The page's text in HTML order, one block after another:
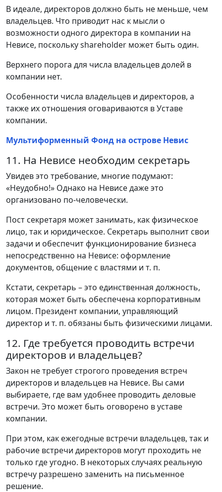
В идеале, директоров должно быть не меньше, чем
владельцев. Что приводит нас к мысли о
возможности одного директора в компании на
Невисе, поскольку shareholder может быть один.
Верхнего порога для числа владельцев долей в
компании нет.
Особенности числа владельцев и директоров, а
также их отношения оговариваются в Уставе
компании.
Мультиформенный Фонд на острове Невис
11. На Невисе необходим секретарь
Увидев это требование, многие подумают:
«Неудобно!» Однако на Невисе даже это
организовано по-человечески.
Пост секретаря может занимать, как физическое
лицо, так и юридическое. Секретарь выполнит свои
задачи и обеспечит функционирование бизнеса
непосредственно на Невисе: оформление
документов, общение с властями и т. п.
Кстати, секретарь – это единственная должность,
которая может быть обеспечена корпоративным
лицом. Президент компании, управляющий
директор и т. п. обязаны быть физическими лицами.
12. Где требуется проводить встречи
директоров и владельцев?
Закон не требует строгого проведения встреч
директоров и владельцев на Невисе. Вы сами
выбираете, где вам удобнее проводить деловые
встречи. Это может быть оговорено в уставе
компании.
При этом, как ежегодные встречи владельцев, так и
рабочие встречи директоров могут проходить не
только где угодно. В некоторых случаях реальную
встречу разрешено заменить на письменное
решение.